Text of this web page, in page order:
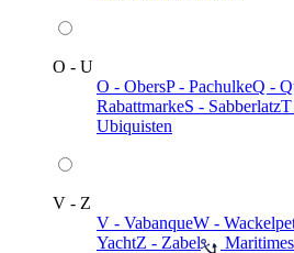
O - U
O - ObersP - PachulkeQ -
RabattmarkeS - SabberlatzT
Ubiquisten
V - Z
V - VabanqueW -
YachtZ - Zabel